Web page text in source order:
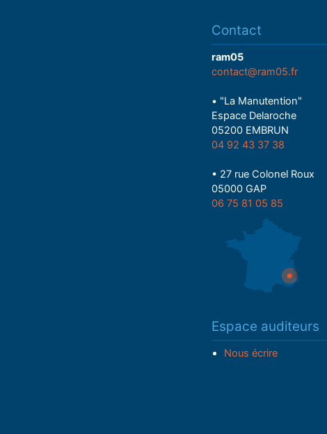
Contact
ram05
contact@ram05.fr
• "La Manutention"
Espace Delaroche
05200 EMBRUN
04 92 43 37 38
• 27 rue Colonel Roux
05000 GAP
06 75 81 05 85
Espace auditeurs
Nous écrire